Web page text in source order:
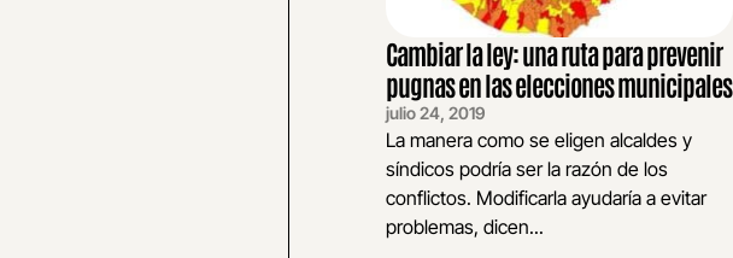
Cambiar la ley: una ruta para prevenir
pugnas en las elecciones municipales
julio 24, 2019
La manera como se eligen alcaldes y
síndicos podría ser la razón de los
conflictos. Modificarla ayudaría a evitar
problemas, dicen...